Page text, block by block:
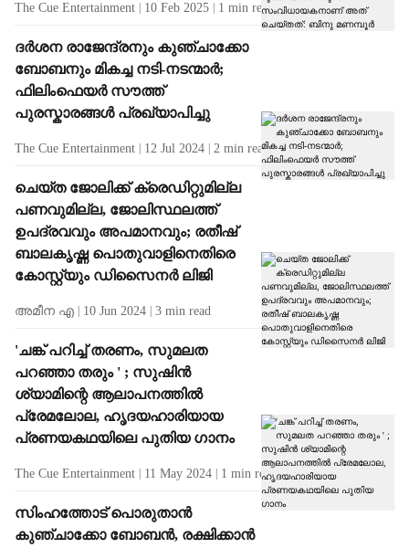
The Cue Entertainment 10 Feb 2025 1 min read
ദർശന രാജേന്ദ്രനും കുഞ്ചാക്കോ
ബോബനും മികച്ച നടി-നടന്മാർ;
ഫിലിംഫെയര്‍ സൗത്ത്
പുരസ്കാരങ്ങൾ പ്രഖ്യാപിച്ചു
The Cue Entertainment 12 Jul 2024 2 min read
ചെയ്ത ജോലിക്ക് ക്രെഡിറ്റുമില്ല
പണവുമില്ല, ജോലിസ്ഥലത്ത്
ഉപദ്രവവും അപമാനവും; രതീഷ്
ബാലകൃഷ്ണ പൊതുവാളിനെതിരെ
കോസ്റ്റ്യും ഡിസെെനർ ലിജി
അമീന എ 10 Jun 2024 3 min read
'ചങ്ക് പറിച്ച് തരണം, സുമലത
പറഞ്ഞാ തരും ' ; സുഷിൻ
ശ്യാമിന്റെ ആലാപനത്തിൽ
പ്രേമലോല, ഹൃദയഹാരിയായ
പ്രണയകഥയിലെ പുതിയ ഗാനം
The Cue Entertainment 11 May 2024 1 min read
സിംഹത്തോട് പൊരുതാൻ
കുഞ്ചാക്കോ ബോബൻ, രക്ഷിക്കാൻ